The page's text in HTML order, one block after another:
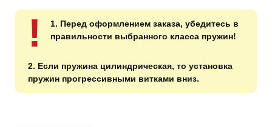
!
1. Перед оформлением заказа, убедитесь в
правильности выбранного класса пружин!
2. Если пружина цилиндрическая, то установка
пружин прогрессивными витками вниз.